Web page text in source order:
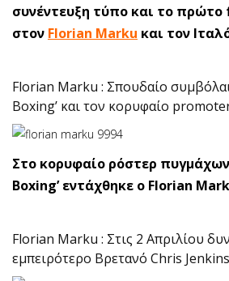
συνέντευξη τύπο και το
στον Florian Marku και τον
Florian Marku : Σπουδαίο
Boxing’ και τον κορυφαίο
Στο κορυφαίο ρόστερ
Boxing’ εντάχθηκε ο Florian
Florian Marku : Στις 2 Απριλίου
εμπειρότερο Βρετανό Chris